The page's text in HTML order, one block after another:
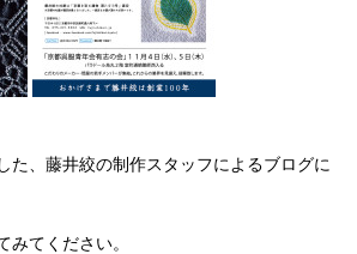
た、藤井絞の制作スタッフによるブログに
みてください。